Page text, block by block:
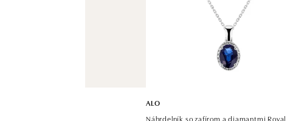
ALO
Náhrdelník so zafírom a diamantmi Royal